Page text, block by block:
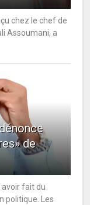
chez le chef de
Assoumani, a
de
fait du
politique. Les